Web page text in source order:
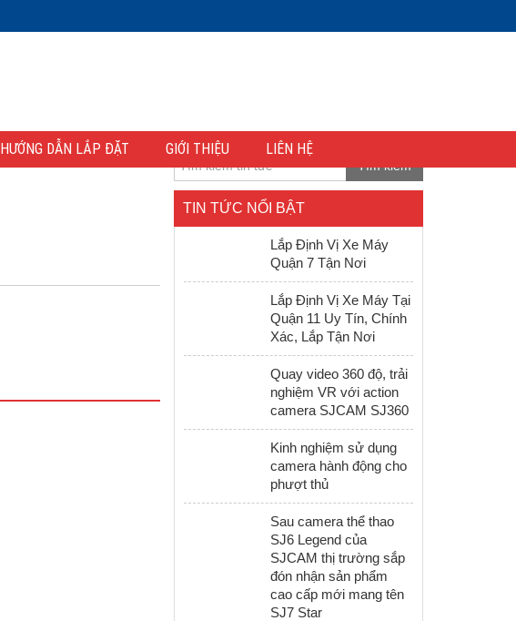
HƯỚNG DẪN LẮP ĐẶT GIỚI THIỆU LIÊN HỆ
Tìm kiếm
TIN TỨC NỔI BẬT
Lắp Định Vị Xe Máy
Quận 7 Tận Nơi
Lắp Định Vị Xe Máy Tại
Quận 11 Uy Tín, Chính
Xác, Lắp Tận Nơi
Quay video 360 độ, trải
nghiệm VR với action
camera SJCAM SJ360
Kinh nghiệm sử dụng
camera hành động cho
phượt thủ
Sau camera thể thao
SJ6 Legend của
SJCAM thị trường sắp
đón nhận sản phẩm
cao cấp mới mang tên
SJ7 Star